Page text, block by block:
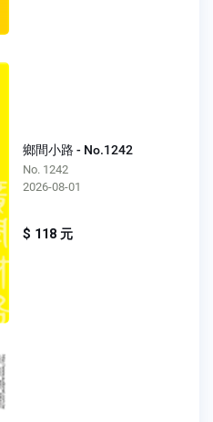
鄉間小路 - No.1242
No. 1242
2026-08-01
$ 118 元